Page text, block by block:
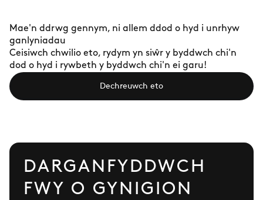
Mae'n ddrwg gennym, ni allem ddod o hyd i unrhyw
ganlyniadau
Ceisiwch chwilio eto, rydym yn siŵr y byddwch chi'n
dod o hyd i rywbeth y byddwch chi'n ei garu!
Dechreuwch eto
DARGANFYDDWCH
FWY O GYNIGION